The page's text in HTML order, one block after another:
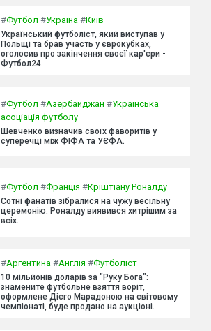
#Футбол #Україна #Київ
Український футболіст, який виступав у
Польщі та брав участь у єврокубках,
оголосив про закінчення своєї кар'єри -
Футбол24.
#Футбол #Азербайджан #Українська
асоціація футболу
Шевченко визначив своїх фаворитів у
суперечці між ФІФА та УЄФА.
#Футбол #Франція #Кріштіану Роналду
Сотні фанатів зібралися на чужу весільну
церемонію. Роналду виявився хитрішим за
всіх.
#Аргентина #Англія #Футболіст
10 мільйонів доларів за "Руку Бога":
знамените футбольне взяття воріт,
оформлене Дієго Марадоною на світовому
чемпіонаті, буде продано на аукціоні.